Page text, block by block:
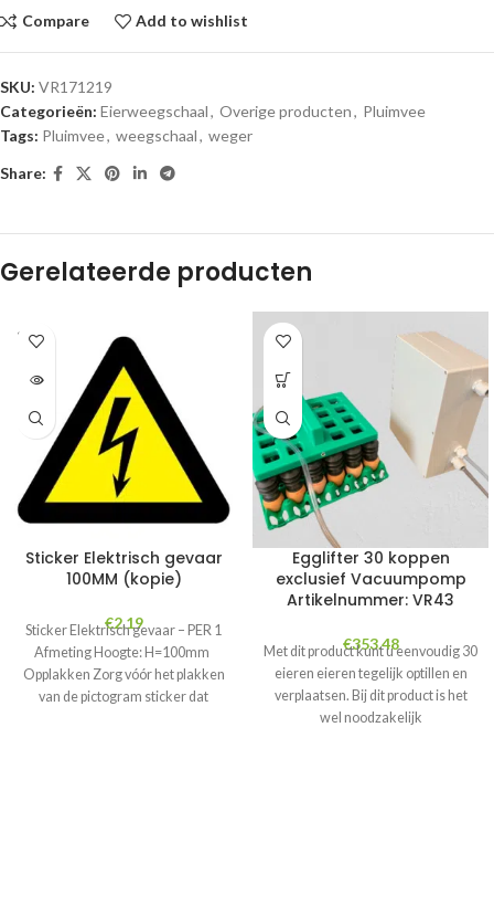
Compare Add to wishlist
SKU: VR171219
Categorieën: Eierweegschaal, Overige producten, Pluimvee
Tags: Pluimvee, weegschaal, weger
Share:
Gerelateerde producten
SOLD
OUT
Sticker Elektrisch gevaar
100MM (kopie)
€2.19
Sticker Elektrisch gevaar – PER 1
Afmeting Hoogte: H=100mm
Opplakken Zorg vóór het plakken
van de pictogram sticker dat
Egglifter 30 koppen
exclusief Vacuumpomp
Artikelnummer: VR43
€353.48
Met dit product kunt u eenvoudig 30
eieren eieren tegelijk optillen en
verplaatsen. Bij dit product is het
wel noodzakelijk